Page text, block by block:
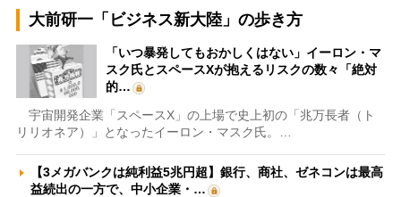
大前研一「ビジネス新大陸」の歩き方
「いつ暴発してもおかしくはない」イーロン・マ
スク氏とスペースXが抱えるリスクの数々「絶対
的…
宇宙開発企業「スペースX」の上場で史上初の「兆万長者（ト
リリオネア）」となったイーロン・マスク氏。…
【3メガバンクは純利益5兆円超】銀行、商社、ゼネコンは最高
益続出の一方で、中小企業・…